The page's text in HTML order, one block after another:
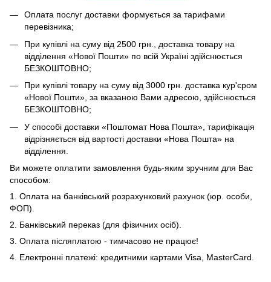
Оплата послуг доставки формується за тарифами
перевізника;
При купівлі на суму від 2500 грн., доставка товару на
відділення «Нової Пошти» по всій Україні здійснюється
БЕЗКОШТОВНО;
При купівлі товару на суму від 3000 грн. доставка кур'єром
«Нової Пошти», за вказаною Вами адресою, здійснюється
БЕЗКОШТОВНО;
У способі доставки «Поштомат Нова Пошта», тарифікація
відрізняється від вартості доставки «Нова Пошта» на
відділення.
Ви можете оплатити замовлення будь-яким зручним для Вас
способом:
1. Оплата на банківський розрахунковий рахунок (юр. особи,
ФОП).
2. Банківський переказ (для фізичних осіб).
3. Оплата післяплатою - тимчасово не працює!
4. Електронні платежі: кредитними картами Visa, MasterCard.